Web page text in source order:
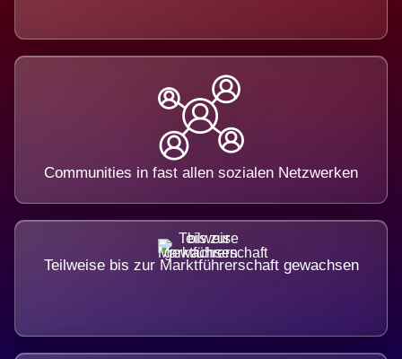
Communities in fast allen sozialen Netzwerken
Teilweise bis zur Marktführerschaft gewachsen